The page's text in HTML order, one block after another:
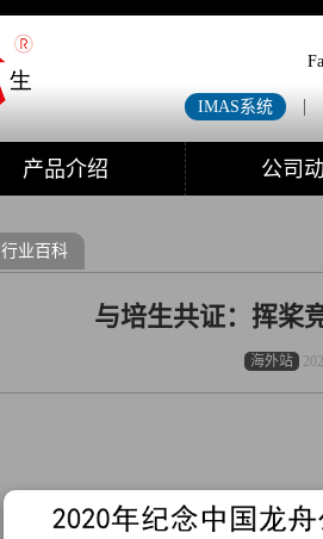
IMAS系统 |
产品介绍 公司
行业百科
与培生共证：挥桨
海外站